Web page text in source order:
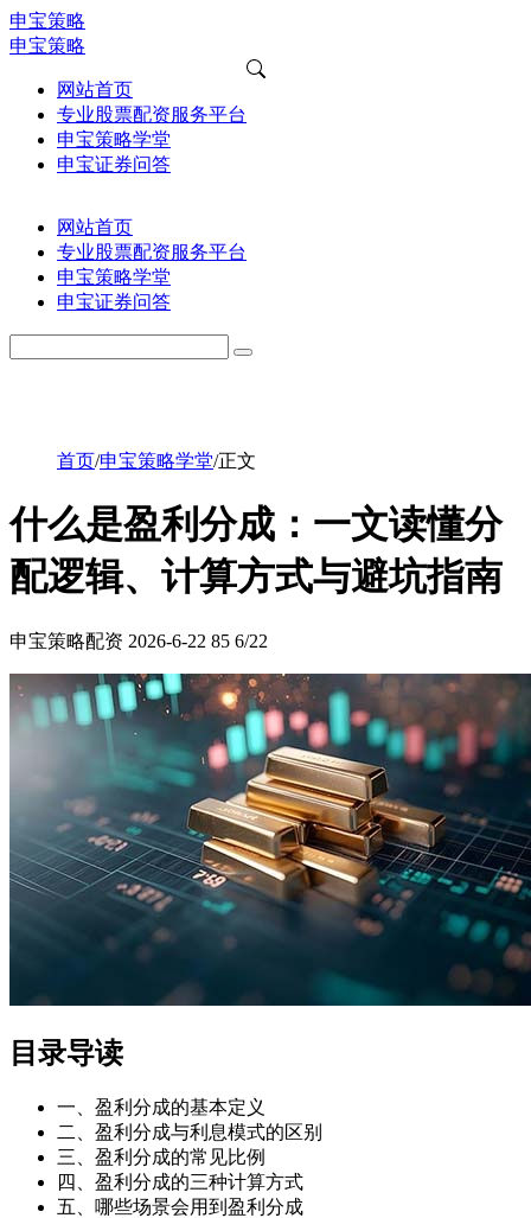
申宝策略
申宝策略
网站首页
专业股票配资服务平台
申宝策略学堂
申宝证券问答
网站首页
专业股票配资服务平台
申宝策略学堂
申宝证券问答
首页/申宝策略学堂/正文
什么是盈利分成：一文读懂分
配逻辑、计算方式与避坑指南
申宝策略配资 2026-6-22 85 6/22
目录导读
一、盈利分成的基本定义
二、盈利分成与利息模式的区别
三、盈利分成的常见比例
四、盈利分成的三种计算方式
五、哪些场景会用到盈利分成